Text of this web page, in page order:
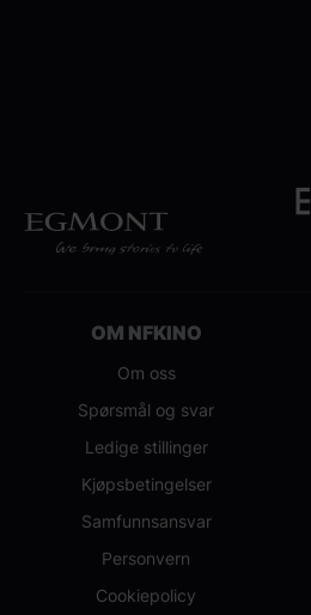
OM NFKINO
Om oss
Spørsmål og svar
Ledige stillinger
Kjøpsbetingelser
Samfunnsansvar
Personvern
Cookiepolicy